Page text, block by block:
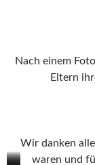
Nach einem
Eltern
Wir danken
waren und